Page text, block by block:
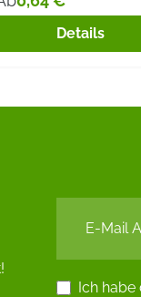
Preis:
Details
Ich habe